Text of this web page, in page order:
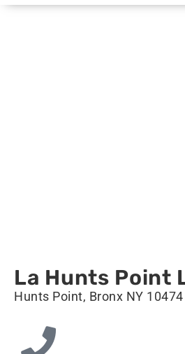
La Hunts Point
Hunts Point, Bronx NY 10474